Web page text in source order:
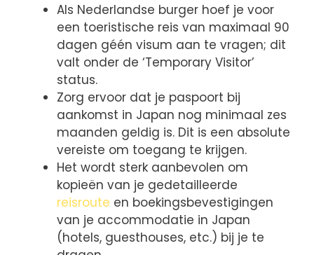
Als Nederlandse burger hoef je voor
een toeristische reis van maximaal 90
dagen géén visum aan te vragen; dit
valt onder de ‘Temporary Visitor’
status.
Zorg ervoor dat je paspoort bij
aankomst in Japan nog minimaal zes
maanden geldig is. Dit is een absolute
vereiste om toegang te krijgen.
Het wordt sterk aanbevolen om
kopieën van je gedetailleerde
reisroute en boekingsbevestigingen
van je accommodatie in Japan
(hotels, guesthouses, etc.) bij je te